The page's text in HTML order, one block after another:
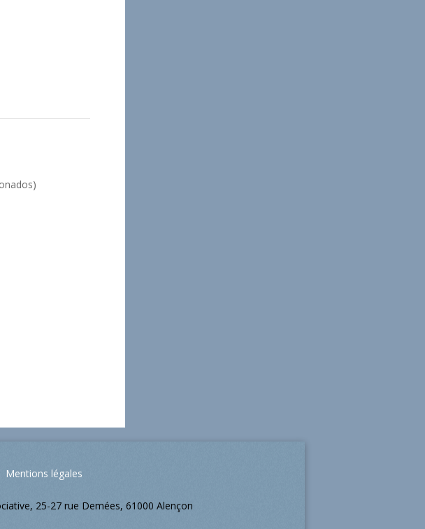
Mentions légales
25-27 rue Demées, 61000 Alençon